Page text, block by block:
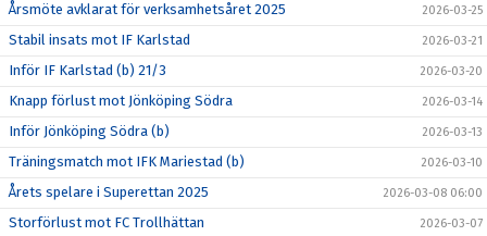
Årsmöte avklarat för verksamhetsåret 2025 2026-03-25
Stabil insats mot IF Karlstad 2026-03-21
Inför IF Karlstad (b) 21/3 2026-03-20
Knapp förlust mot Jönköping Södra 2026-03-14
Inför Jönköping Södra (b) 2026-03-13
Träningsmatch mot IFK Mariestad (b) 2026-03-10
Årets spelare i Superettan 2025 2026-03-08 06:00
Storförlust mot FC Trollhättan 2026-03-07